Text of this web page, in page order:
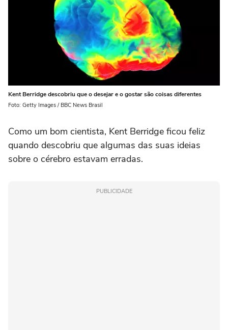
Kent Berridge descobriu que o desejar e o gostar são coisas diferentes
Foto: Getty Images / BBC News Brasil
Como um bom cientista, Kent Berridge ficou feliz
quando descobriu que algumas das suas ideias
sobre o cérebro estavam erradas.
PUBLICIDADE